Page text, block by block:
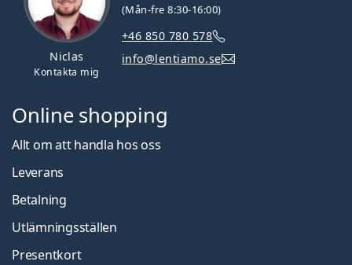
Niclas
Kontakta mig
(Mån-fre 8:30-16:00)
+46 850 780 578
info@lentiamo.se
Online shopping
Allt om att handla hos oss
Leverans
Betalning
Utlämningsställen
Presentkort